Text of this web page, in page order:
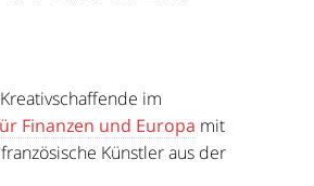
im
Finanzen und Europa mit
Künstler aus der